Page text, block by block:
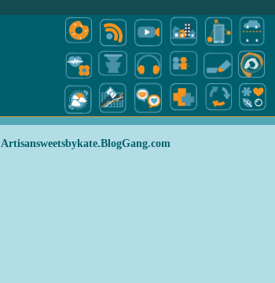
Artisansweetsbykate.BlogGang.com